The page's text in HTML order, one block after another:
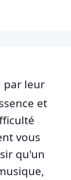
par leur
et
vous
qu'un